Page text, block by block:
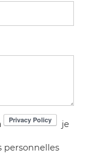
je
personnelles